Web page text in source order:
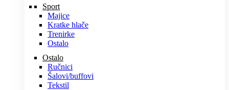
Sport
Majice
Kratke hlače
Trenirke
Ostalo
Ostalo
Ručnici
Šalovi/buffovi
Tekstil